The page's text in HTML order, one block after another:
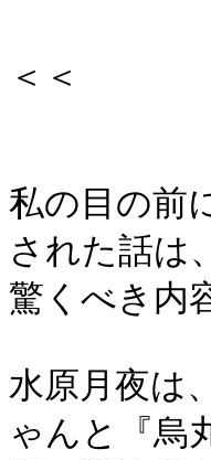
＜＜
私の目の前
された話は、
驚くべき内
水原月夜は
ゃんと『烏